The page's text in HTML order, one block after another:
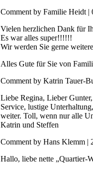
Comment by Familie Heidt |
Vielen herzlichen Dank für
Es war alles super!!!!!!
Wir werden Sie gerne
Alles Gute für Sie von
Comment by Katrin Tauer-
Liebe Regina, Lieber
Service, lustige
weiter. Toll, wenn nur alle
Katrin und Steffen
Comment by Hans Klemm |
Hallo, liebe nette „Quartier-